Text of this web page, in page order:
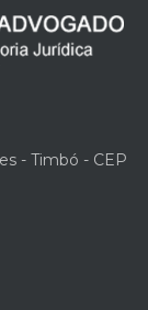
- Timbó - CEP